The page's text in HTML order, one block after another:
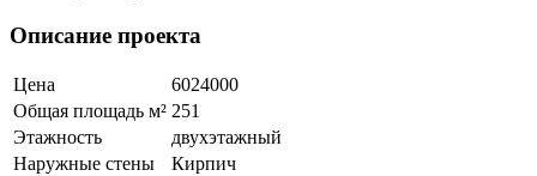
Описание проекта
Цена
6024000
Общая площадь м² 251
Этажность
двухэтажный
Наружные стены
Кирпич